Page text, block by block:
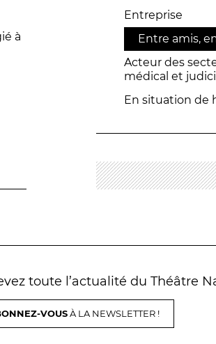
à
Entreprise
Entre amis,
Acteur des
médical et
En situation de
toute l’actualité du Théâtre
VOUSÀ LA NEWSLETTER !